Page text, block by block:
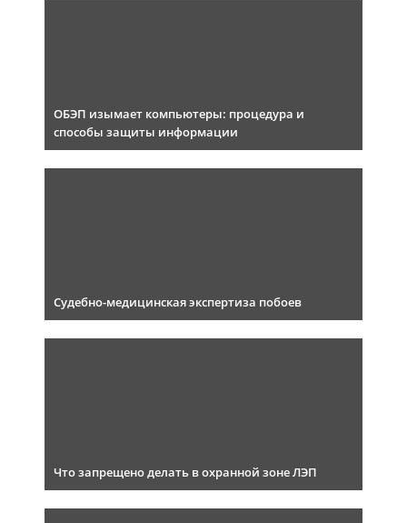
ОБЭП изымает компьютеры: процедура и
способы защиты информации
Судебно-медицинская экспертиза побоев
Что запрещено делать в охранной зоне ЛЭП